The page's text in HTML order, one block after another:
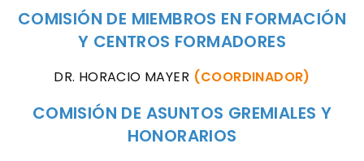
COMISIÓN DE MIEMBROS EN FORMACIÓN
Y CENTROS FORMADORES
DR. HORACIO MAYER (COORDINADOR)
COMISIÓN DE ASUNTOS GREMIALES Y
HONORARIOS